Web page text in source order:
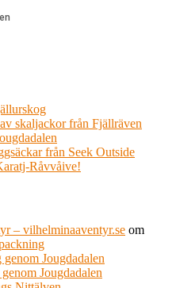
skaljackor från Fjällräven
från Seek Outside
Råvvåive!
– vilhelminaaventyr.se om
Jougdadalen
Jougdadalen